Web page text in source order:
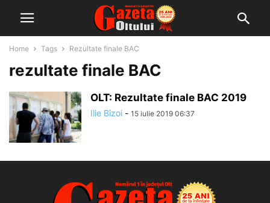
Home Tags Rezultate finale BAC
rezultate finale BAC
OLT: Rezultate finale BAC 2019
Ilie Bîzoi - 15 iulie 2019 06:37